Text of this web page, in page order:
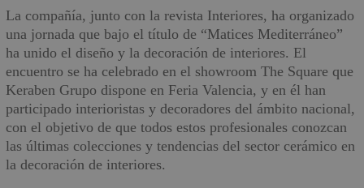
La compañía, junto con la revista Interiores, ha organizado
una jornada que bajo el título de “Matices Mediterráneo”
ha unido el diseño y la decoración de interiores. El
encuentro se ha celebrado en el showroom The Square que
Keraben Grupo dispone en Feria Valencia, y en él han
participado interioristas y decoradores del ámbito nacional,
con el objetivo de que todos estos profesionales conozcan
las últimas colecciones y tendencias del sector cerámico en
la decoración de interiores.